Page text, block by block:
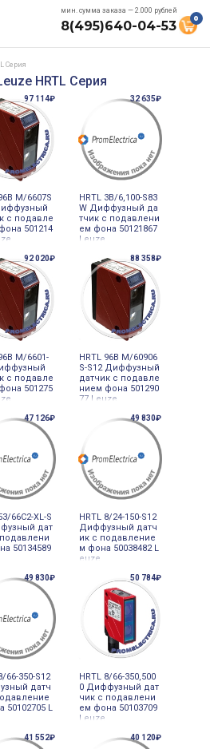
мин. сумма заказа — 2.000 рублей
8(495)640-04-53 0
Серия
HRTL Серия
97 114₽
M/6607S
с подавле
501214
32 635₽
HRTL 3B/6,100-S83
W Диффузный да
тчик с подавлени
ем фона 50121867
Leuze
92 020₽
M/6601-
с подавле
501275
88 358₽
HRTL 96B M/60906
S-S12 Диффузный
датчик с подавле
нием фона 501290
77 Leuze
47 126₽
66C2-XL-S
дат
50134589
49 830₽
HRTL 8/24-150-S12
Диффузный датч
ик с подавление
м фона 50038482 L
euze
49 830₽
66-350-S12
датч
50102705 L
50 784₽
HRTL 8/66-350,500
0 Диффузный дат
чик с подавлени
ем фона 50103709
Leuze
41 552₽ 40 120₽